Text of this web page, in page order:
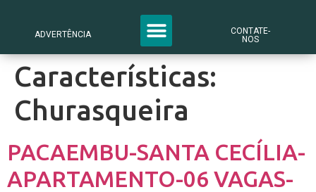
ADVERTÊNCIA
CONTATE-
NOS
Características:
Churasqueira
PACAEMBU-SANTA CECÍLIA-
APARTAMENTO-06 VAGAS-